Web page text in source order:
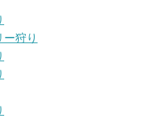
ー狩り